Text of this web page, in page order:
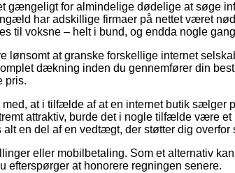
gængeligt for almindelige dødelige at søge
har adskillige firmaer på nettet været
til voksne – helt i bund, og endda nogle
lønsomt at granske forskellige internet
dækning inden du gennemfører din
pris.
at i tilfælde af at en internet butik sælger
attraktiv, burde det i nogle tilfælde være
en del af en vedtægt, der støtter dig
eller mobilbetaling. Som et alternativ
efterspørger at honorere regningen senere.